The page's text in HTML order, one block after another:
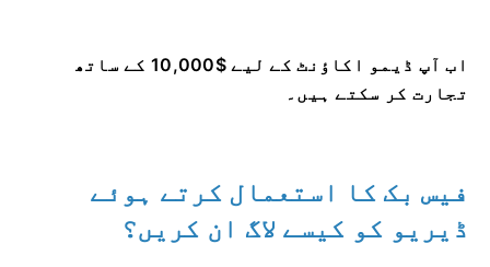
اب آپ ڈیمو اکاؤنٹ کے لیے $10,000 کے ساتھ
تجارت کر سکتے ہیں۔
فیس بک کا استعمال کرتے ہوئے
ڈیریو کو کیسے لاگ ان کریں؟